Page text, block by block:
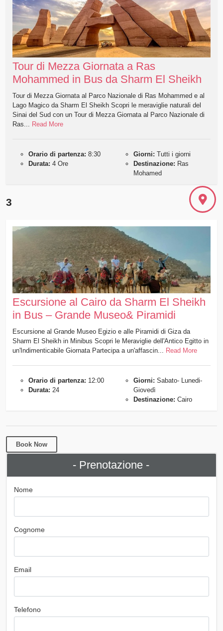
Tour di Mezza Giornata a Ras
Mohammed in Bus da Sharm El Sheikh
Tour di Mezza Giornata al Parco Nazionale di Ras Mohammed e al
Lago Magico da Sharm El Sheikh Scopri le meraviglie naturali del
Sinai del Sud con un Tour di Mezza Giornata al Parco Nazionale di
Ras... Read More
Orario di partenza: 8:30
Durata: 4 Ore
Giorni: Tutti i giorni
Destinazione: Ras
Mohamed
3
Escursione al Cairo da Sharm El Sheikh
in Bus – Grande Museo& Piramidi
Escursione al Grande Museo Egizio e alle Piramidi di Giza da
Sharm El Sheikh in Minibus Scopri le Meraviglie dell'Antico Egitto in
un'Indimenticabile Giornata Partecipa a un'affascin... Read More
Orario di partenza: 12:00
Durata: 24
Giorni: Sabato- Lunedi-
Giovedì
Destinazione: Cairo
Book Now
- Prenotazione -
Nome
Cognome
Email
Telefono